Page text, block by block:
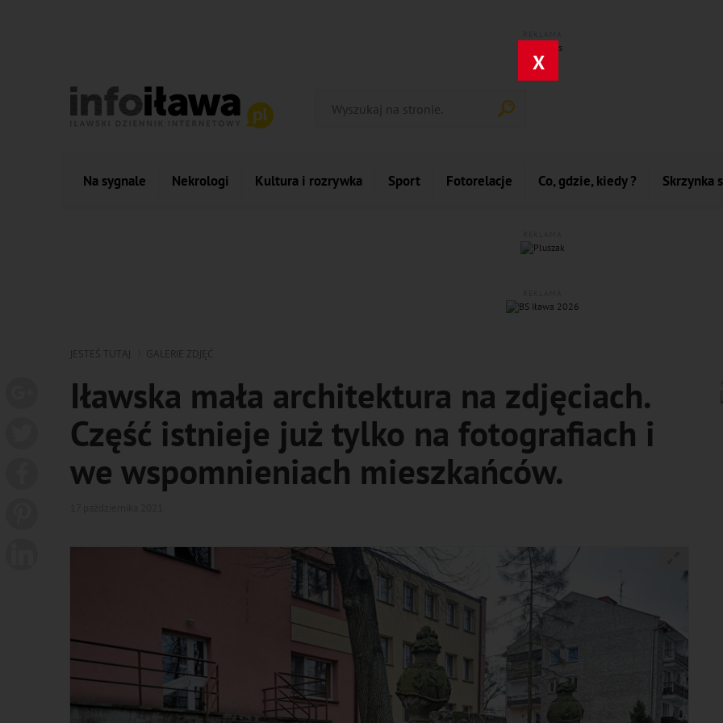
X
Na sygnale Nekrologi Kultura i rozrywka Sport Fotorelacje Co, gdzie, kiedy ? Skrzynka
JESTEŚ TUTAJ GALERIE ZDJĘĆ
Iławska mała architektura na zdjęciach.
Część istnieje już tylko na fotografiach i
we wspomnieniach mieszkańców.